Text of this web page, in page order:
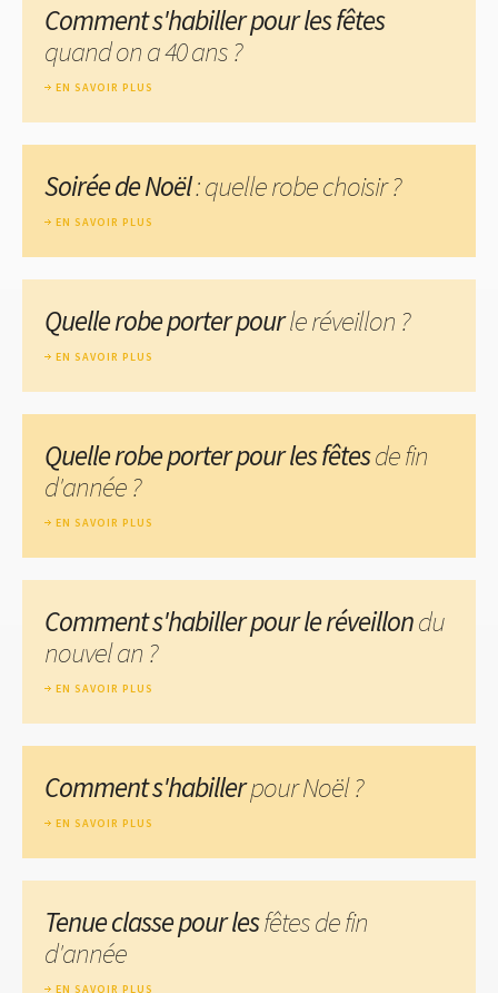
Comment s'habiller pour les fêtes
quand on a 40 ans ?
EN SAVOIR PLUS
Soirée de Noël: quelle robe choisir ?
EN SAVOIR PLUS
Quelle robe porter pourle réveillon ?
EN SAVOIR PLUS
Quelle robe porter pour les fêtesde fin
d'année ?
EN SAVOIR PLUS
Comment s'habiller pour le réveillondu
nouvel an ?
EN SAVOIR PLUS
Comment s'habillerpour Noël ?
EN SAVOIR PLUS
Tenue classe pour lesfêtes de fin
d'année
EN SAVOIR PLUS